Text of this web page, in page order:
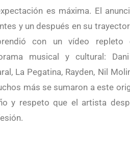
y un después en su
con un vídeo repleto
musical y cultural:
La Pegatina, Rayden, Nil
más se sumaron a este
y respeto que el artista